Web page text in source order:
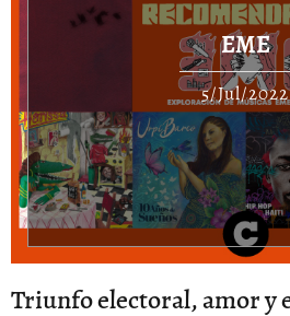
EME
5/Jul/2022
Triunfo electoral, amor y